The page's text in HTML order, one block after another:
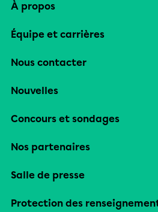
À propos
Équipe et carrières
Nous contacter
Nouvelles
Concours et sondages
Nos partenaires
Salle de presse
Protection des